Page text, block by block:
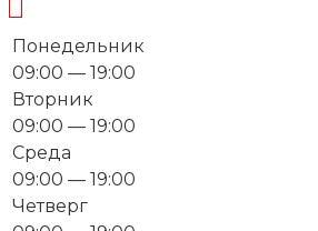
Понедельник
09:00 — 19:00
Вторник
09:00 — 19:00
Среда
09:00 — 19:00
Четверг